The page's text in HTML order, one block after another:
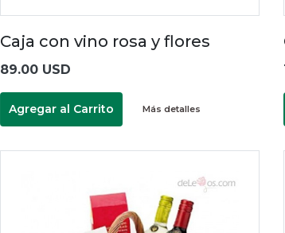
Caja con vino rosa y flores
89.00 USD
Agregar al Carrito Más detalles